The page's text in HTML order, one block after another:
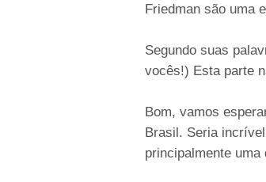
Friedman são uma
Segundo suas
vocês!) Esta parte
Bom, vamos
Brasil. Seria
principalmente